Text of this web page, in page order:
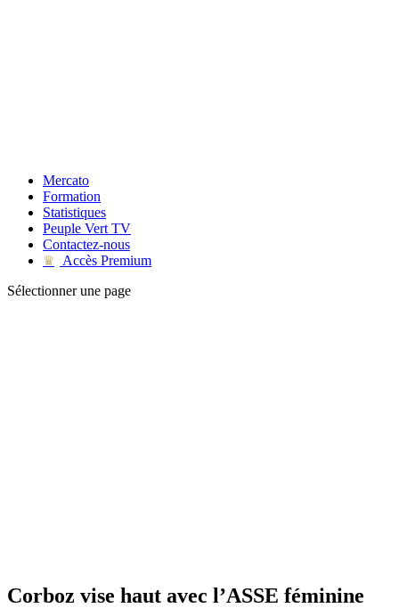
Mercato
Formation
Statistiques
Peuple Vert TV
Contactez-nous
♛
Accès Premium
Sélectionner une page
Corboz vise haut avec l’ASSE féminine